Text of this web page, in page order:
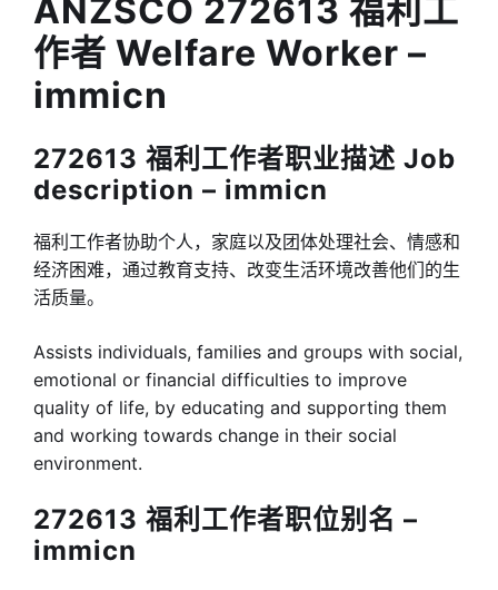
ANZSCO 272613 福利工
作者 Welfare Worker –
immicn
272613 福利工作者职业描述 Job
description – immicn
福利工作者协助个人，家庭以及团体处理社会、情感和
经济困难，通过教育支持、改变生活环境改善他们的生
活质量。
Assists individuals, families and groups with social,
emotional or financial difficulties to improve
quality of life, by educating and supporting them
and working towards change in their social
environment.
272613 福利工作者职位别名 –
immicn